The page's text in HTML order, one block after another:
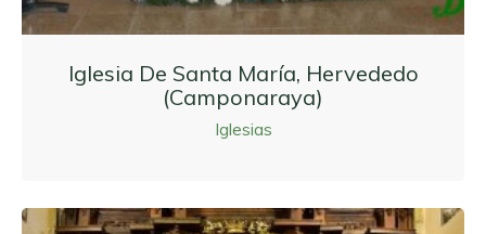
Iglesia De Santa María, Hervededo
(Camponaraya)
Iglesias